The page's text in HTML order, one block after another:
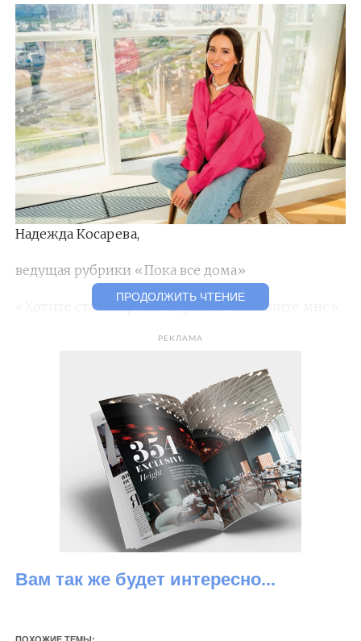
Надежда Косарева,
ведущая рубрики «Пока все дома»
«Хотите стать героем журнала? Напишите мне».
Встречаемся с участниками нашего чата
жителей «Москва-Сити». В уютной домашней
обстановке болтаем о жизни в Сити, о бизнесе и
Герои этого выпуска новоселы Влад и
ПРОДОЛЖИТЬ ЧТЕНИЕ
РЕКЛАМА
Вам так же будет интересно...